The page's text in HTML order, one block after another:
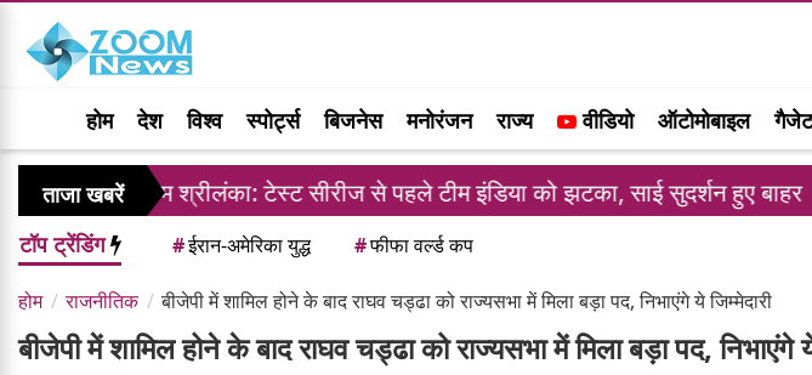
होम देश विश्व स्पोर्ट्स बिजनेस मनोरंजन राज्य वीडियो ऑटोमोबाइल गैजेट
ताजा खबरें
श्रीलंका: टेस्ट सीरीज से पहले टीम इंडिया को झटका, साई सुदर्शन हुए बाहर राहुल
टॉप ट्रेंडिंग #ईरान-अमेरिका युद्ध #फीफा वर्ल्ड कप
होम राजनीतिक बीजेपी में शामिल होने के बाद राघव चड्ढा को राज्यसभा में मिला बड़ा पद, निभाएंगे ये जिम्मेदारी
बीजेपी में शामिल होने के बाद राघव चड्ढा को राज्यसभा में मिला बड़ा पद, निभाएंगे ये